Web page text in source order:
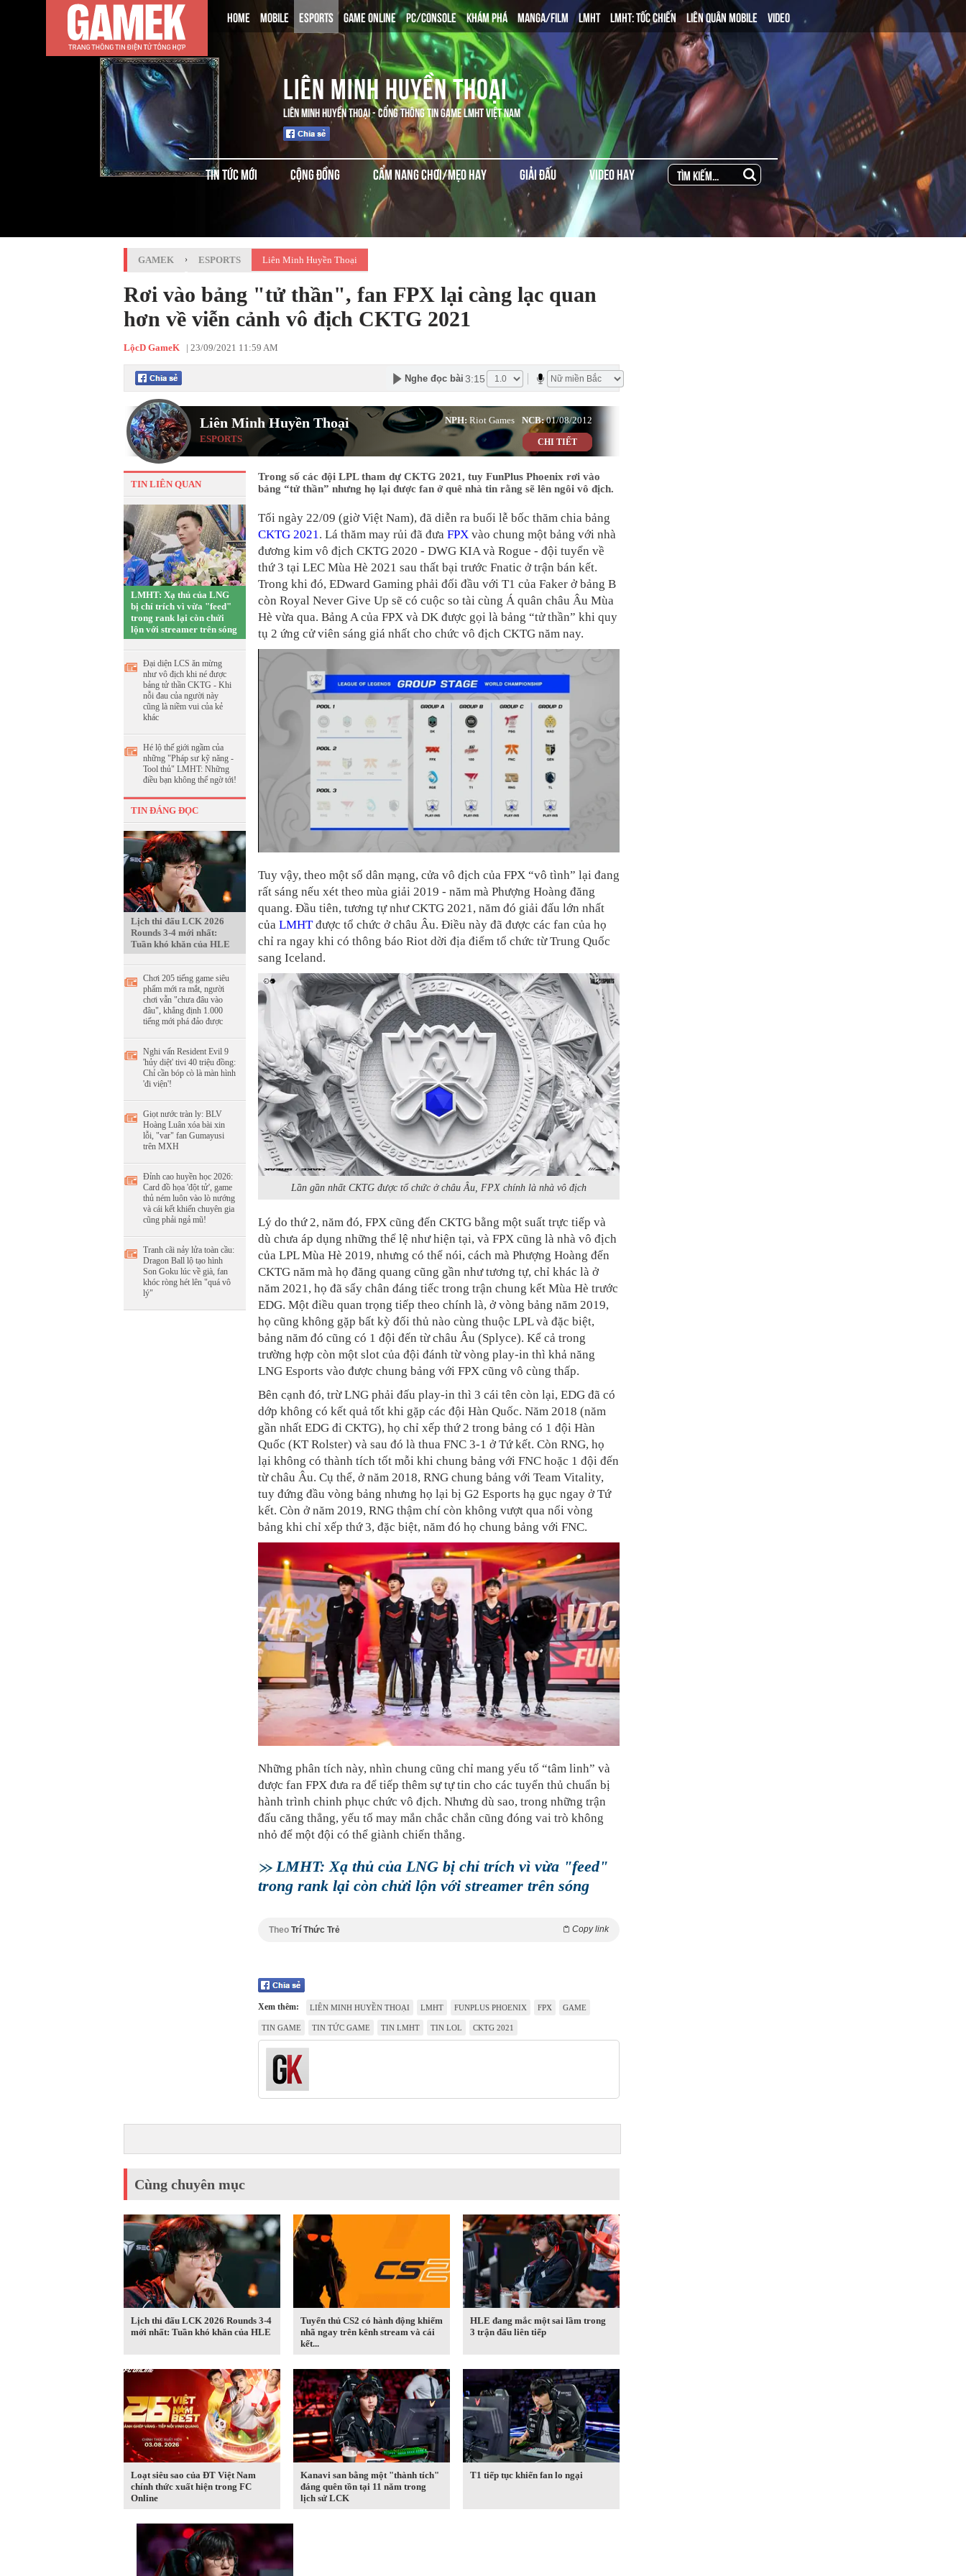
HOME MOBILE ESPORTS GAME ONLINE PC/CONSOLE KHÁM PHÁ MANGA/FILM LMHT LMHT: TỐC CHIẾN LIÊN QUÂN MOBILE VIDEO
LIÊN MINH HUYỀN THOẠI
LIÊN MINH HUYỀN THOẠI - CỔNG THÔNG TIN GAME LMHT VIỆT NAM
TIN TỨC MỚI CỘNG ĐỒNG CẨM NANG CHƠI/MẸO HAY GIẢI ĐẤU VIDEO HAY
GAMEK › ESPORTS Liên Minh Huyền Thoại
Rơi vào bảng "tử thần", fan FPX lại càng lạc quan
hơn về viễn cảnh vô địch CKTG 2021
LộcD GameK | 23/09/2021 11:59 AM
Nghe đọc bài 3:15
Liên Minh Huyền Thoại
ESPORTS
01/08/2012
NCB:
Riot Games
NPH:
CHI TIẾT
TIN LIÊN QUAN
LMHT: Xạ thủ của LNG
bị chỉ trích vì vừa "feed"
trong rank lại còn chửi
lộn với streamer trên sóng
Đại diện LCS ăn mừng
như vô địch khi né được
bảng tử thần CKTG - Khi
nỗi đau của người này
cũng là niềm vui của kẻ
khác
Hé lộ thế giới ngầm của
những "Pháp sư kỹ năng -
Tool thủ" LMHT: Những
điều bạn không thể ngờ tới!
TIN ĐÁNG ĐỌC
Lịch thi đấu LCK 2026
Rounds 3-4 mới nhất:
Tuần khó khăn của HLE
Chơi 205 tiếng game siêu
phẩm mới ra mắt, người
chơi vẫn "chưa đâu vào
đâu", khẳng định 1.000
tiếng mới phá đảo được
Nghi vấn Resident Evil 9
'hủy diệt' tivi 40 triệu đồng:
Chỉ cần bóp cò là màn hình
'đi viện'!
Giọt nước tràn ly: BLV
Hoàng Luân xóa bài xin
lỗi, "var" fan Gumayusi
trên MXH
Đỉnh cao huyền học 2026:
Card đồ họa 'đột tử', game
thủ ném luôn vào lò nướng
và cái kết khiến chuyên gia
cũng phải ngả mũ!
Tranh cãi nảy lửa toàn cầu:
Dragon Ball lộ tạo hình
Son Goku lúc về già, fan
khóc ròng hét lên "quá vô
lý"
Trong số các đội LPL tham dự CKTG 2021, tuy FunPlus Phoenix rơi vào
bảng “tử thần” nhưng họ lại được fan ở quê nhà tin rằng sẽ lên ngôi vô địch.
Tối ngày 22/09 (giờ Việt Nam), đã diễn ra buổi lễ bốc thăm chia bảng
CKTG 2021. Lá thăm may rủi đã đưa FPX vào chung một bảng với nhà
đương kim vô địch CKTG 2020 - DWG KIA và Rogue - đội tuyển về
thứ 3 tại LEC Mùa Hè 2021 sau thất bại trước Fnatic ở trận bán kết.
Trong khi đó, EDward Gaming phải đối đầu với T1 của Faker ở bảng B
còn Royal Never Give Up sẽ có cuộc so tài cùng Á quân châu Âu Mùa
Hè vừa qua. Bảng A của FPX và DK được gọi là bảng “tử thần” khi quy
tụ 2 ứng cử viên sáng giá nhất cho chức vô địch CKTG năm nay.
Tuy vậy, theo một số dân mạng, cửa vô địch của FPX “vô tình” lại đang
rất sáng nếu xét theo mùa giải 2019 - năm mà Phượng Hoàng đăng
quang. Đầu tiên, tương tự như CKTG 2021, năm đó giải đấu lớn nhất
của LMHTđược tổ chức ở châu Âu. Điều này đã được các fan của họ
chỉ ra ngay khi có thông báo Riot dời địa điểm tổ chức từ Trung Quốc
sang Iceland.
Lần gần nhất CKTG được tổ chức ở châu Âu, FPX chính là nhà vô địch
Lý do thứ 2, năm đó, FPX cũng đến CKTG bằng một suất trực tiếp và
dù chưa áp dụng những thể lệ như hiện tại, và FPX cũng là nhà vô địch
của LPL Mùa Hè 2019, nhưng có thể nói, cách mà Phượng Hoàng đến
CKTG năm mà họ đăng quang cũng gần như tương tự, chỉ khác là ở
năm 2021, họ đã sẩy chân đáng tiếc trong trận chung kết Mùa Hè trước
EDG. Một điều quan trọng tiếp theo chính là, ở vòng bảng năm 2019,
họ cũng không gặp bất kỳ đối thủ nào cùng thuộc LPL và đặc biệt,
bảng năm đó cũng có 1 đội đến từ châu Âu (Splyce). Kể cả trong
trường hợp còn một slot của đội đánh từ vòng play-in thì khả năng
LNG Esports vào được chung bảng với FPX cũng vô cùng thấp.
Bên cạnh đó, trừ LNG phải đấu play-in thì 3 cái tên còn lại, EDG đã có
dớp không có kết quả tốt khi gặp các đội Hàn Quốc. Năm 2018 (năm
gần nhất EDG đi CKTG), họ chỉ xếp thứ 2 trong bảng có 1 đội Hàn
Quốc (KT Rolster) và sau đó là thua FNC 3-1 ở Tứ kết. Còn RNG, họ
lại không có thành tích tốt mỗi khi chung bảng với FNC hoặc 1 đội đến
từ châu Âu. Cụ thể, ở năm 2018, RNG chung bảng với Team Vitality,
tuy đứng đầu vòng bảng nhưng họ lại bị G2 Esports hạ gục ngay ở Tứ
kết. Còn ở năm 2019, RNG thậm chí còn không vượt qua nổi vòng
bảng khi chỉ xếp thứ 3, đặc biệt, năm đó họ chung bảng với FNC.
Những phân tích này, nhìn chung cũng chỉ mang yếu tố “tâm linh” và
được fan FPX đưa ra để tiếp thêm sự tự tin cho các tuyển thủ chuẩn bị
hành trình chinh phục chức vô địch. Nhưng dù sao, trong những trận
đấu căng thẳng, yếu tố may mắn chắc chắn cũng đóng vai trò không
nhỏ để một đội có thể giành chiến thắng.
LMHT: Xạ thủ của LNG bị chỉ trích vì vừa "feed"
trong rank lại còn chửi lộn với streamer trên sóng
Theo Trí Thức Trẻ Copy link
Xem thêm: LIÊN MINH HUYỀN THOẠI LMHT FUNPLUS PHOENIX FPX GAME
TIN GAME TIN TỨC GAME TIN LMHT TIN LOL CKTG 2021
Cùng chuyên mục
Lịch thi đấu LCK 2026 Rounds 3-4
mới nhất: Tuần khó khăn của HLE
Tuyển thủ CS2 có hành động khiếm
nhã ngay trên kênh stream và cái
kết...
HLE đang mắc một sai lầm trong
3 trận đấu liên tiếp
Loạt siêu sao của ĐT Việt Nam
chính thức xuất hiện trong FC
Online
Kanavi san bằng một "thành tích"
đáng quên tồn tại 11 năm trong
lịch sử LCK
T1 tiếp tục khiến fan lo ngại